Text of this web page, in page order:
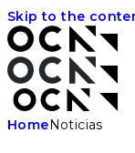
Skip to the
HomeNoticias